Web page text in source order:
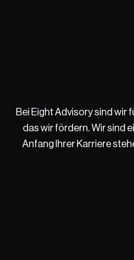
Bei Eight Advisory sind wir
das wir fördern. Wir sind
Anfang Ihrer Karriere